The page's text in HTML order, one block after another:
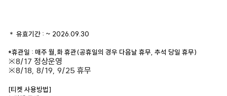
＊ 유효기간 : ~ 2026.09.30
*휴관일 : 매주 월,화 휴관(공휴일의 경우 다음날 휴무, 추석 당일 휴무)
※8/17 정상운영
※8/18, 8/19, 9/25 휴무
[티켓 사용방법]